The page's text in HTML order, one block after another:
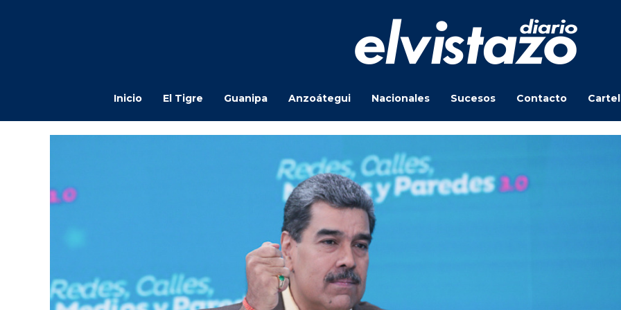
Inicio El Tigre Guanipa Anzoátegui Nacionales Sucesos Contacto